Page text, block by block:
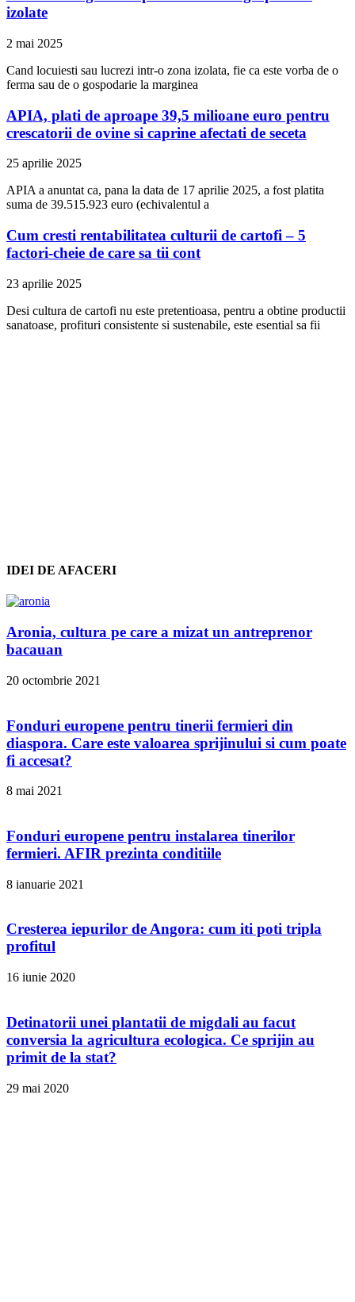
izolate
2 mai 2025
Cand locuiesti sau lucrezi intr-o zona izolata, fie ca este vorba de o
ferma sau de o gospodarie la marginea
APIA, plati de aproape 39,5 milioane euro pentru
crescatorii de ovine si caprine afectati de seceta
25 aprilie 2025
APIA a anuntat ca, pana la data de 17 aprilie 2025, a fost platita
suma de 39.515.923 euro (echivalentul a
Cum cresti rentabilitatea culturii de cartofi – 5
factori-cheie de care sa tii cont
23 aprilie 2025
Desi cultura de cartofi nu este pretentioasa, pentru a obtine productii
sanatoase, profituri consistente si sustenabile, este esential sa fii
IDEI DE AFACERI
Aronia, cultura pe care a mizat un antreprenor
bacauan
20 octombrie 2021
Fonduri europene pentru tinerii fermieri din
diaspora. Care este valoarea sprijinului si cum poate
fi accesat?
8 mai 2021
Fonduri europene pentru instalarea tinerilor
fermieri. AFIR prezinta conditiile
8 ianuarie 2021
Cresterea iepurilor de Angora: cum iti poti tripla
profitul
16 iunie 2020
Detinatorii unei plantatii de migdali au facut
conversia la agricultura ecologica. Ce sprijin au
primit de la stat?
29 mai 2020